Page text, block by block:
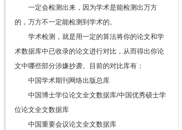
一定会检测出来，因为学术是能检测出万方
的，万方不一定能检测到学术的。
学术检测，就是用一定的算法将你的论文和学
术数据库中已收录的论文进行对比，从而得出你论
文中哪些部分涉嫌抄袭。目前的对比库有：
中国学术期刊网络出版总库
中国博士学位论文全文数据库/中国优秀硕士学
位论文全文数据库
中国重要会议论文全文数据库